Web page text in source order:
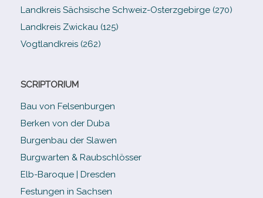
Landkreis Sächsische Schweiz-​Osterzgebirge (270)
Landkreis Zwickau (125)
Vogtlandkreis (262)
SCRIPTORIUM
Bau von Felsenburgen
Berken von der Duba
Burgenbau der Slawen
Burgwarten & Raubschlösser
Elb-​Baroque | Dresden
Festungen in Sachsen